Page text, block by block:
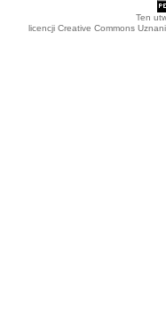
Ten
licencji Creative Commons